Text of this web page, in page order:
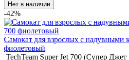
-42%
Самокат для взрослых с надувными
фиолетовый
TechTeam Super Jet 700 (Супер